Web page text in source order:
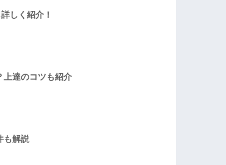
しく紹介！
上達のコツも紹介
も解説